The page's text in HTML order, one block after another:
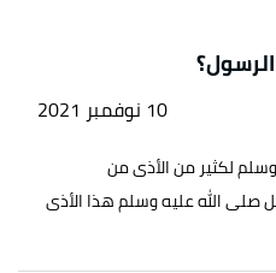
10 نوفمبر 2021
لكثير من الأذى من
صلى الله عليه وسلم هذا الأذى